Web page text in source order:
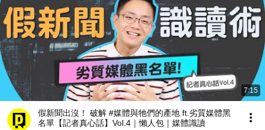
7:15
假新聞出沒！ 破解 #媒體與牠們的產地 ft.劣質媒體黑
名單【記者真心話】Vol.4｜懶人包｜媒體識讀